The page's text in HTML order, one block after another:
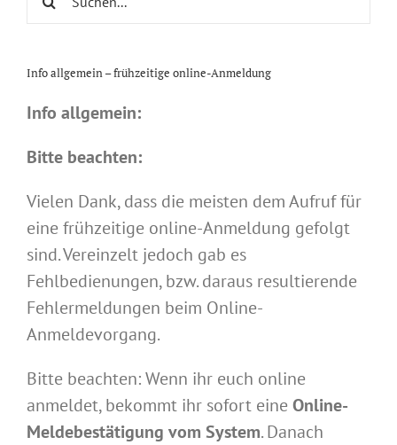
Info allgemein – frühzeitige online-Anmeldung
Info allgemein:
Bitte beachten:
Vielen Dank, dass die meisten dem Aufruf für
eine frühzeitige online-Anmeldung gefolgt
sind. Vereinzelt jedoch gab es
Fehlbedienungen, bzw. daraus resultierende
Fehlermeldungen beim Online-
Anmeldevorgang.
Bitte beachten: Wenn ihr euch online
anmeldet, bekommt ihr sofort eine Online-
Meldebestätigung vom System. Danach